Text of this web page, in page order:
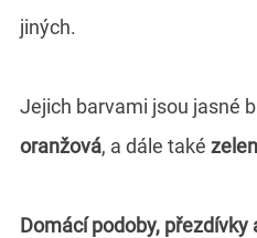
jiných.
Jejich barvami jsou jasné
oranžová, a dále také
Domácí podoby,